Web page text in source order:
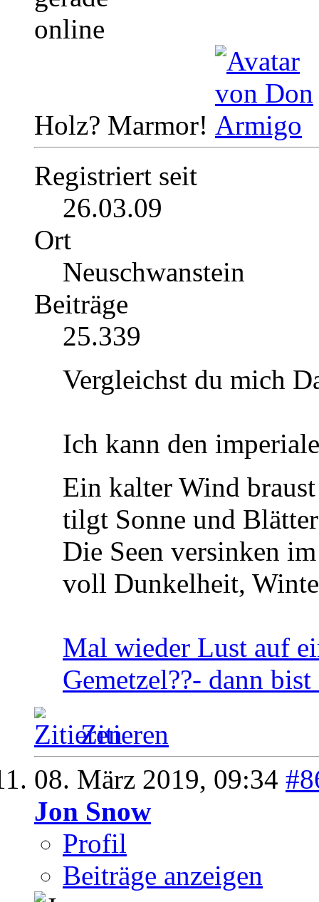
Holz? Marmor!
Registriert seit
26.03.09
Ort
Neuschwanstein
Beiträge
25.339
Vergleichst du mich
Ich kann den
Ein kalter Wind
tilgt Sonne und
Die Seen versinken
voll Dunkelheit,
Mal wieder Lust auf
Gemetzel??- dann
Zitieren
08. März 2019, 09:34
Jon Snow
Profil
Beiträge anzeigen